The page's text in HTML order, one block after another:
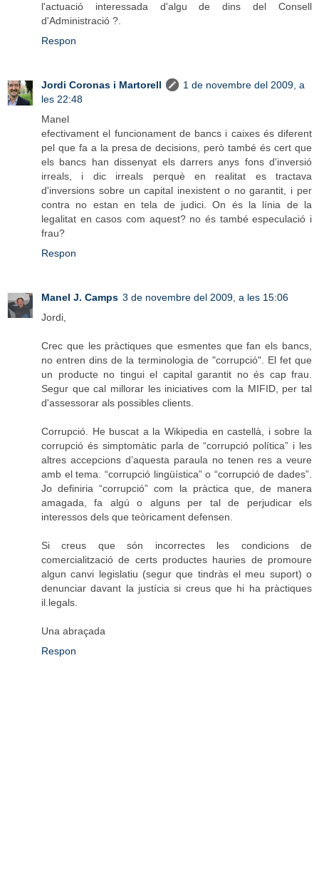
l'actuació interessada d'algu de dins del Consell
d'Administració ?.
Respon
Jordi Coronas i Martorell
1 de novembre del 2009, a
les 22:48
Manel
efectivament el funcionament de bancs i caixes és diferent
pel que fa a la presa de decisions, però també és cert que
els bancs han dissenyat els darrers anys fons d'inversió
irreals, i dic irreals perquè en realitat es tractava
d'inversions sobre un capital inexistent o no garantit, i per
contra no estan en tela de judici. On és la línia de la
legalitat en casos com aquest? no és també especulació i
frau?
Respon
Manel J. Camps 3 de novembre del 2009, a les 15:06
Jordi,
Crec que les pràctiques que esmentes que fan els bancs,
no entren dins de la terminologia de "corrupció". El fet que
un producte no tingui el capital garantit no és cap frau.
Segur que cal millorar les iniciatives com la MIFID, per tal
d'assessorar als possibles clients.
Corrupció. He buscat a la Wikipedia en castellà, i sobre la
corrupció és simptomàtic parla de “corrupció política” i les
altres accepcions d’aquesta paraula no tenen res a veure
amb el tema. “corrupció lingüística” o “corrupció de dades”.
Jo definiria “corrupció” com la pràctica que, de manera
amagada, fa algú o alguns per tal de perjudicar els
interessos dels que teòricament defensen.
Si creus que són incorrectes les condicions de
comercialització de certs productes hauries de promoure
algun canvi legislatiu (segur que tindràs el meu suport) o
denunciar davant la justícia si creus que hi ha pràctiques
il.legals.
Una abraçada
Respon